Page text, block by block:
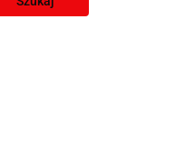
Dodaj zgłoszenie